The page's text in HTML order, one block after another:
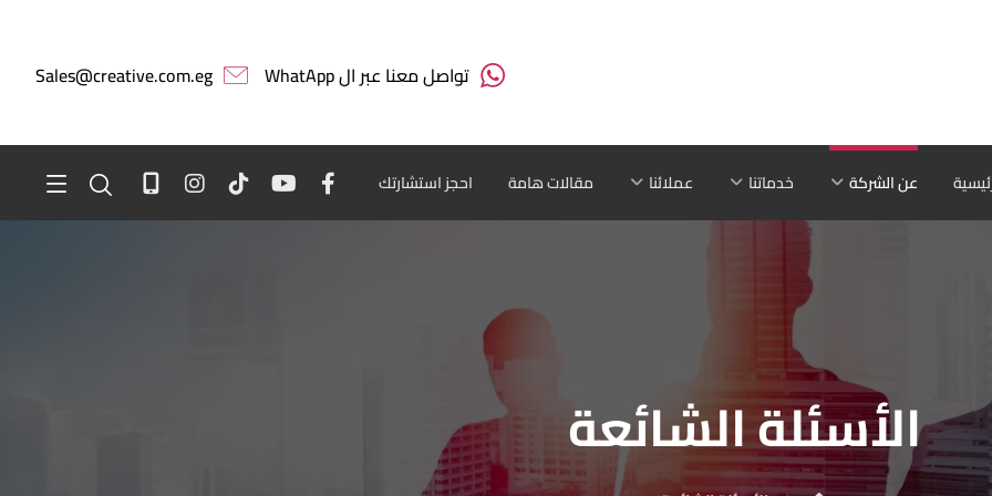
Sales@creative.com.eg تواصل معنا عبر ال WhatApp
عن الشركة خدماتنا عملائنا مقالات هامة احجز استشارتك
الأسئلة الشائعة